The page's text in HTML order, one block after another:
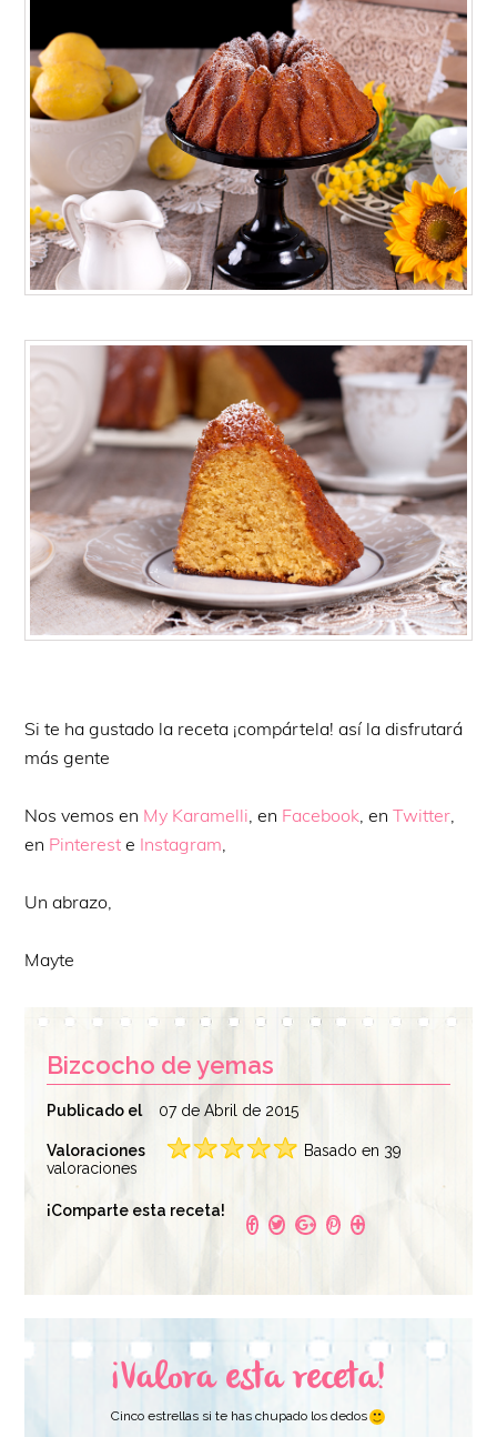
Si te ha gustado la receta ¡compártela! así la disfrutará
más gente
Nos vemos en My Karamelli , en Facebook , enTwitter
en Pinterest e Instagram
Un abrazo,
Mayte
Bizcocho de yemas
Publicado el 07 de Abril de 2015
Valoraciones
Basado en 39
valoraciones
¡Comparte esta receta!
¡Valora esta receta!
Cinco estrellas si te has chupado los dedos